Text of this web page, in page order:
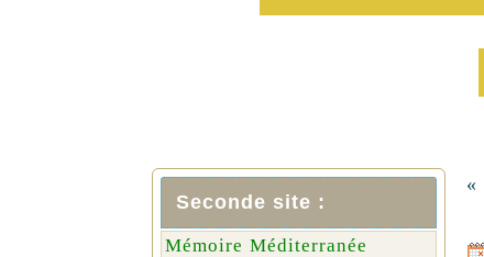
Seconde site :
Mémoire Méditerranée
«